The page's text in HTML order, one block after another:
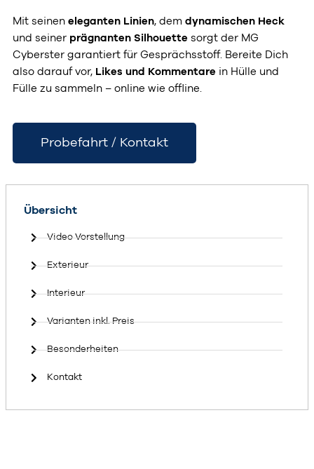
Mit seinen eleganten Linien, dem dynamischen Heck
und seiner prägnanten Silhouette sorgt der MG
Cyberster garantiert für Gesprächsstoff. Bereite Dich
also darauf vor, Likes und Kommentare in Hülle und
Fülle zu sammeln – online wie offline.
Probefahrt / Kontakt
Übersicht
Video Vorstellung
Exterieur
Interieur
Varianten inkl. Preis
Besonderheiten
Kontakt